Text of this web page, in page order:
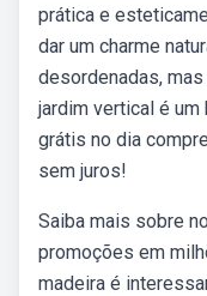
prática e
dar um charme
desordenadas,
jardim vertical é
grátis no dia
sem juros!
Saiba mais sobre
promoções em
madeira é